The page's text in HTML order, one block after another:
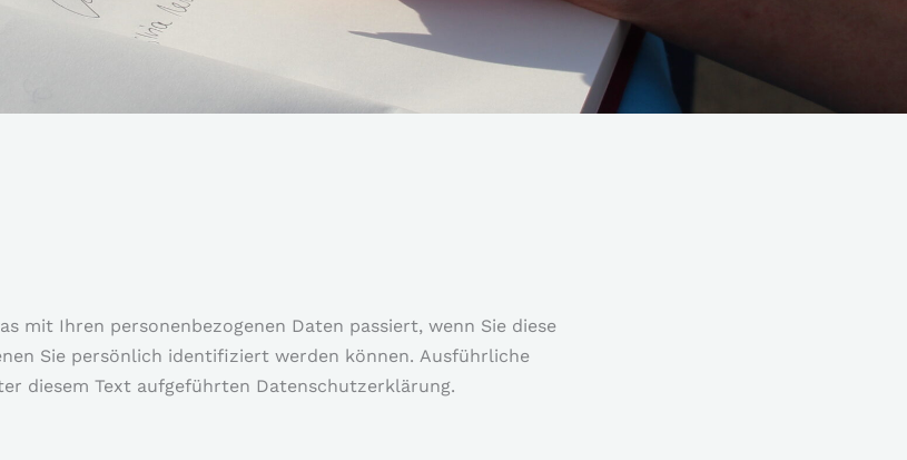
mit Ihren personenbezogenen Daten passiert, wenn Sie diese
Sie persönlich identifiziert werden können. Ausführliche
diesem Text aufgeführten Datenschutzerklärung.